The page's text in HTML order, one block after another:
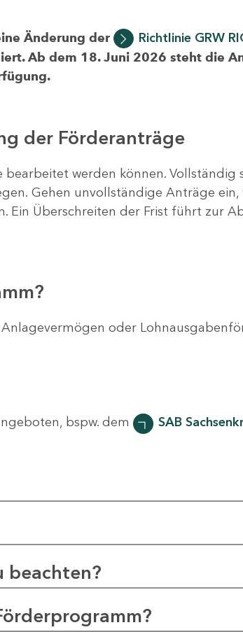
Änderung der Richtlinie GRW
Ab dem 18. Juni 2026 steht die
der Förderanträge
werden können.
Gehen unvollständige Anträge
Ein Überschreiten der Frist führt zur
oder
bspw. dem SAB
beachten?